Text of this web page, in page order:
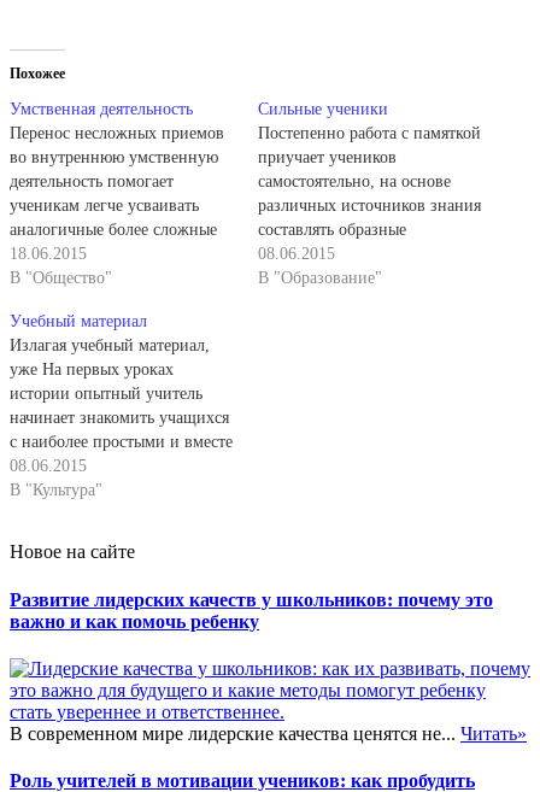
Похожее
Умственная деятельность
Перенос несложных приемов
во внутреннюю умственную
деятельность помогает
ученикам легче усваивать
аналогичные более сложные
письменно-графические
приемы. Оперируя сложными
действий ученики выполняют
во внутренней свернутой
форме, чем облегчают и
значительно ускоряют
письменную и графическую
работу. Так, чтобы составить
письменные тезисы, ученики
сначала в уме анализируют
выделяют…
18.06.2015
В "Общество"
Сильные ученики
Постепенно работа с памяткой
приучает учеников
самостоятельно, на основе
различных источников знания
составлять образные
характеристики выдающихся
людей прошлого. В практике
08.06.2015
В "Образование"
Учебный материал
Излагая учебный материал,
уже На первых уроках
истории опытный учитель
начинает знакомить учащихся
с наиболее простыми и вместе
с тем необходимыми
приемами учебной работы.
назначении, о правилах
определенного исторического
материала. В более старших
классах в дополнение к этому
учитель знакомит…
08.06.2015
В "Культура"
Новое на сайте
Развитие лидерских качеств у школьников: почему это
важно и как помочь ребенку
В современном мире лидерские качества ценятся не... Читать»
Роль учителей в мотивации учеников: как пробудить